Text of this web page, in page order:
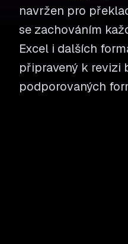
navržen pro
se zachováním
Excel i dalších
připravený k revizi
podporovaných